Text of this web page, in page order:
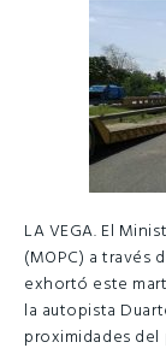
LA VEGA. El
(MOPC) a través
exhortó este
la autopista
proximidades del